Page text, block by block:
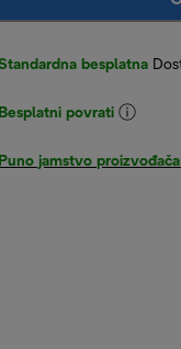
besplatna
Besplatni povrati
Puno jamstvo proizvođača